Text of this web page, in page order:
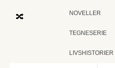
NOVELLER
TEGNESERIE
LIVSHISTORIER